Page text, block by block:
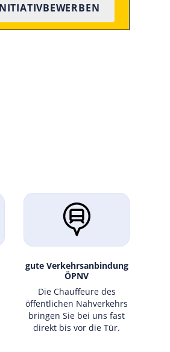
gute Verkehrs­anbin­dung
ÖPNV
Die Chauf­feure des
öffentl­ichen Nah­ver­kehrs
brin­gen Sie bei uns fast
direkt bis vor die Tür.